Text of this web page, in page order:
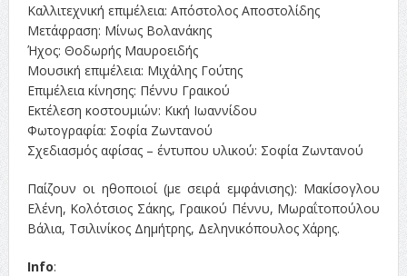
Καλλιτεχνική επιμέλεια: Απόστολος Αποστολίδης
Μετάφραση: Μίνως Βολανάκης
Ήχος: Θοδωρής Μαυροειδής
Μουσική επιμέλεια: Μιχάλης Γούτης
Επιμέλεια κίνησης: Πέννυ Γραικού
Εκτέλεση κοστουμιών: Κική Ιωαννίδου
Φωτογραφία: Σοφία Ζωντανού
Σχεδιασμός αφίσας – έντυπου υλικού: Σοφία Ζωντανού
Παίζουν οι ηθοποιοί (με σειρά εμφάνισης): Μακίσογλου
Ελένη, Κολότσιος Σάκης, Γραικού Πέννυ, Μωραΐτοπούλου
Βάλια, Τσιλινίκος Δημήτρης, Δεληνικόπουλος Χάρης.
Info: